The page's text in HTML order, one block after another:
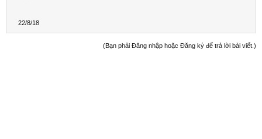
22/8/18
(Bạn phải Đăng nhập hoặc Đăng ký để trả lời bài viết.)